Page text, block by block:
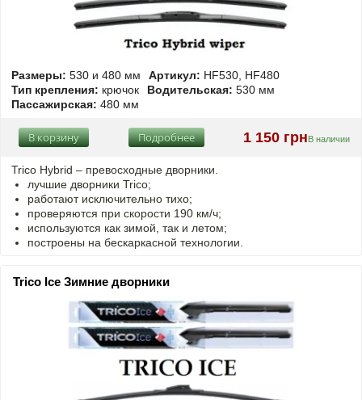
Размеры: 530 и 480 мм Артикул: HF530, HF480
Тип крепления: крючок Водительская: 530 мм
Пассажирская: 480 мм
1 150 грнВ наличии
Подробнее
В корзину
Trico Hybrid – превосходные дворники.
лучшие дворники Trico;
работают исключительно тихо;
проверяются при скорости 190 км/ч;
используются как зимой, так и летом;
построены на бескаркасной технологии.
Trico Ice Зимние дворники